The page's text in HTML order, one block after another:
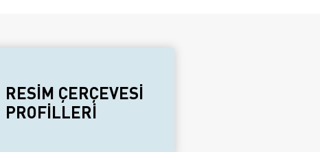
RESİM ÇERÇEVESİ
PROFİLLERİ